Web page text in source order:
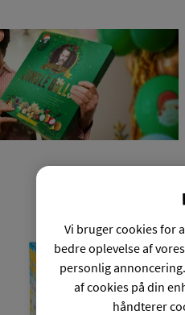
Vi bruger cookies for
bedre oplevelse af
personlig
af cookies på din
håndterer